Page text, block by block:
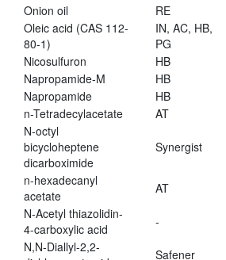
Onion oil
RE
Oleic acid (CAS 112-
80-1)
IN, AC, HB,
PG
Nicosulfuron
HB
Napropamide-M
HB
Napropamide
HB
n-Tetradecylacetate
AT
N-octyl
bicycloheptene
dicarboximide
Synergist
n-hexadecanyl
acetate
AT
N-Acetyl thiazolidin-
4-carboxylic acid
-
N,N-Diallyl-2,2-
Safener